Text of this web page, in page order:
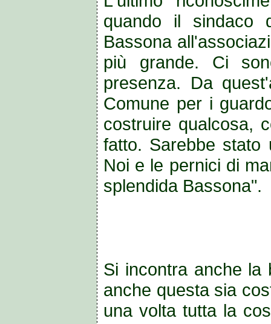
quando il sindaco
Bassona
più grande. Ci
presenza. Da
Comune per i
costruire qualcosa,
fatto. Sarebbe stato
Noi e le pernici di
splendida Bassona".
Si incontra anche la
anche questa sia
una volta tutta la